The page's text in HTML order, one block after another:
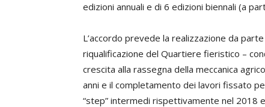
edizioni annuali e di 6 edizioni biennali (a
L’accordo prevede la realizzazione da
riqualificazione del Quartiere fieristico –
crescita alla rassegna della meccanica
anni e il completamento dei lavori fissato
“step” intermedi rispettivamente nel 2018